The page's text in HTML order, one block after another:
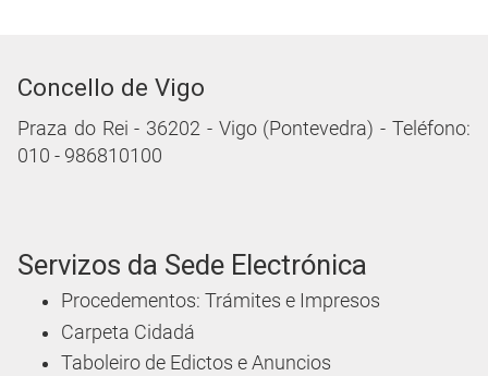
Concello de Vigo
Praza do Rei - 36202 - Vigo (Pontevedra) - Teléfono:
010 - 986810100
Servizos da Sede Electrónica
Procedementos: Trámites e Impresos
Carpeta Cidadá
Taboleiro de Edictos e Anuncios